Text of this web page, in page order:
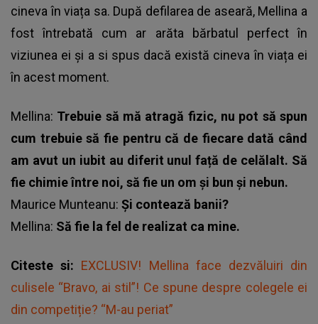
cineva în viața sa. După defilarea de aseară, Mellina a
fost întrebată cum ar arăta bărbatul perfect în
viziunea ei și a si spus dacă există cineva în viața ei
în acest moment.
Mellina: Trebuie să mă atragă fizic, nu pot să spun
cum trebuie să fie pentru că de fiecare dată când
am avut un iubit au diferit unul față de celălalt. Să
fie chimie între noi, să fie un om și bun și nebun.
Maurice Munteanu: Și contează banii?
Mellina: Să fie la fel de realizat ca mine.
Citeste si: EXCLUSIV! Mellina face dezvăluiri din
culisele “Bravo, ai stil”! Ce spune despre colegele ei
din competiție? “M-au periat”